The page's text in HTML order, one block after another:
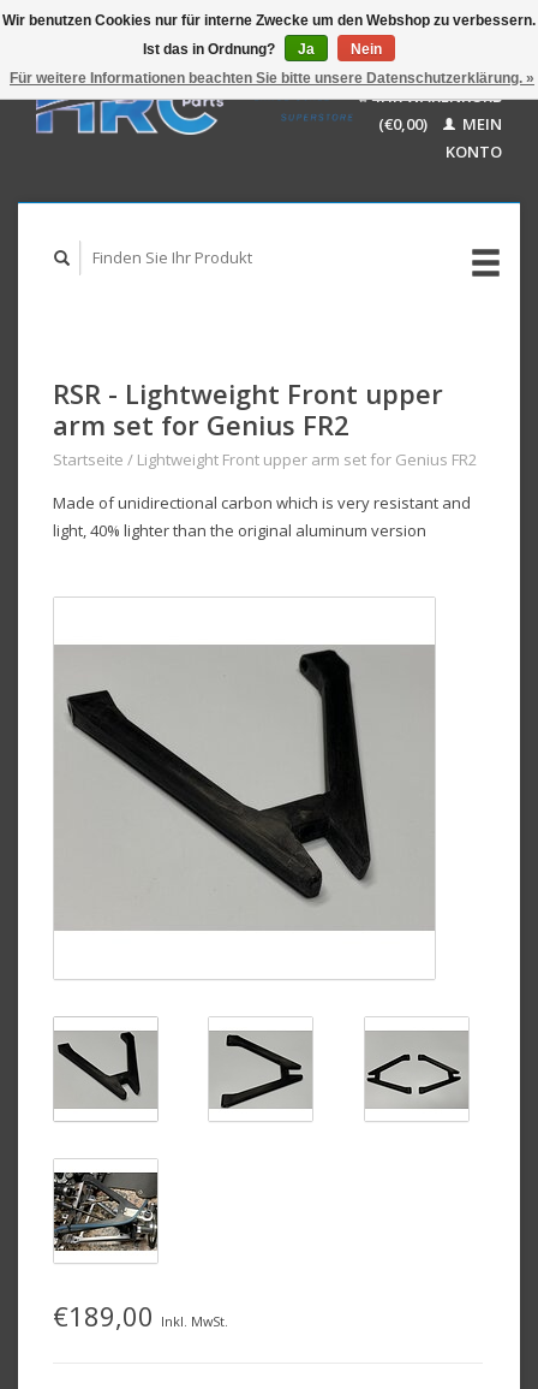
GBP
USD
AUD
Deutsch
English
IHR WARENKORB
(€0,00)
MEIN
KONTO
RSR - Lightweight Front upper
arm set for Genius FR2
Startseite / Lightweight Front upper arm set for Genius FR2
Made of unidirectional carbon which is very resistant and
light, 40% lighter than the original aluminum version
€189,00 Inkl. MwSt.
Wir benutzen Cookies nur für interne Zwecke um den Webshop zu verbessern.
Ist das in Ordnung?
Ja
Nein
Für weitere Informationen beachten Sie bitte unsere Datenschutzerklärung. »